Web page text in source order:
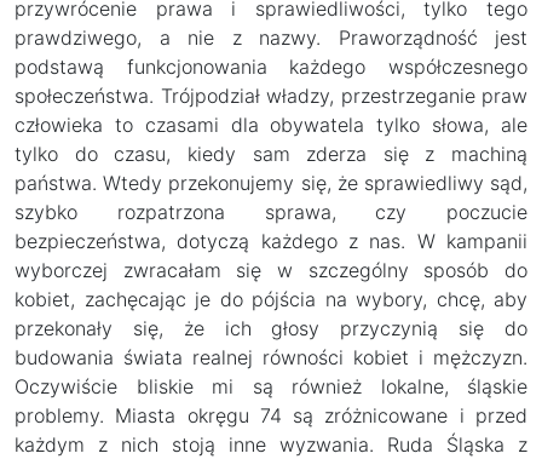
przywrócenie prawa i sprawiedliwości, tylko tego
prawdziwego, a nie z nazwy. Praworządność jest
podstawą funkcjonowania każdego współczesnego
społeczeństwa. Trójpodział władzy, przestrzeganie praw
człowieka to czasami dla obywatela tylko słowa, ale
tylko do czasu, kiedy sam zderza się z machiną
państwa. Wtedy przekonujemy się, że sprawiedliwy sąd,
szybko rozpatrzona sprawa, czy poczucie
bezpieczeństwa, dotyczą każdego z nas. W kampanii
wyborczej zwracałam się w szczególny sposób do
kobiet, zachęcając je do pójścia na wybory, chcę, aby
przekonały się, że ich głosy przyczynią się do
budowania świata realnej równości kobiet i mężczyzn.
Oczywiście bliskie mi są również lokalne, śląskie
problemy. Miasta okręgu 74 są zróżnicowane i przed
każdym z nich stoją inne wyzwania. Ruda Śląska z